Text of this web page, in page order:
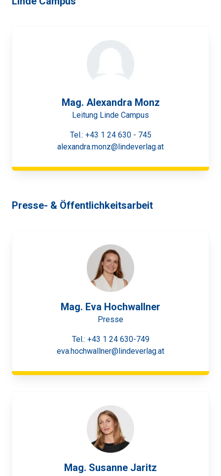
Mag. Alexandra Monz
Leitung Linde Campus
Tel.: +43 1 24 630 - 745
alexandra.monz@lindeverlag.at
Presse- & Öffentlichkeitsarbeit
Mag. Eva Hochwallner
Presse
Tel.: +43 1 24 630-749
eva.hochwallner@lindeverlag.at
Mag. Susanne Jaritz